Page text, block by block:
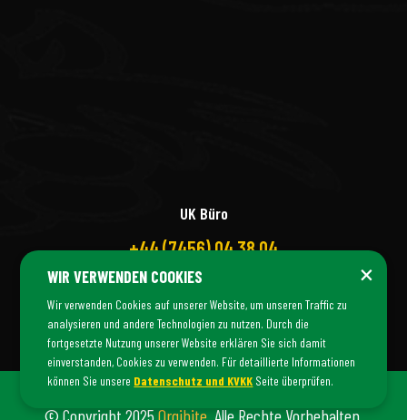
UK Büro
+44 (7456) 04 38 04
© Copyright 2025Orgibite. Alle Rechte Vorbehalten.
×
WIR VERWENDEN COOKIES
Wir verwenden Cookies auf unserer Website, um unseren Traffic zu
analysieren und andere Technologien zu nutzen. Durch die
fortgesetzte Nutzung unserer Website erklären Sie sich damit
einverstanden, Cookies zu verwenden. Für detaillierte Informationen
können Sie unsere Datenschutz und KVKK Seite überprüfen.